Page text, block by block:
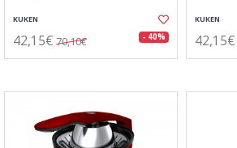
KUKEN
42,15€ 70,10€ - 40%
KUKEN
42,15€